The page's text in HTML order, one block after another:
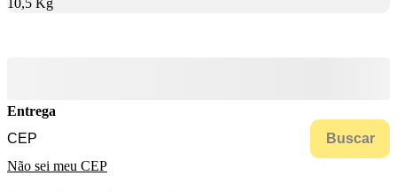
10,5 Kg
Entrega
Buscar
Não sei meu CEP